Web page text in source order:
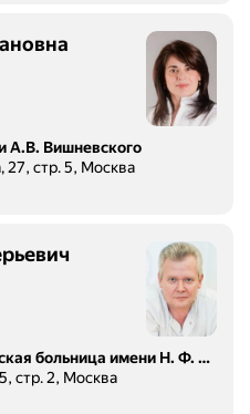
Вишневского
27, стр. 5, Москва
350 м
Детская городская клиническая больница имени Н. Ф. Филатова, корпус № 2
стр. 2, Москва
960 м